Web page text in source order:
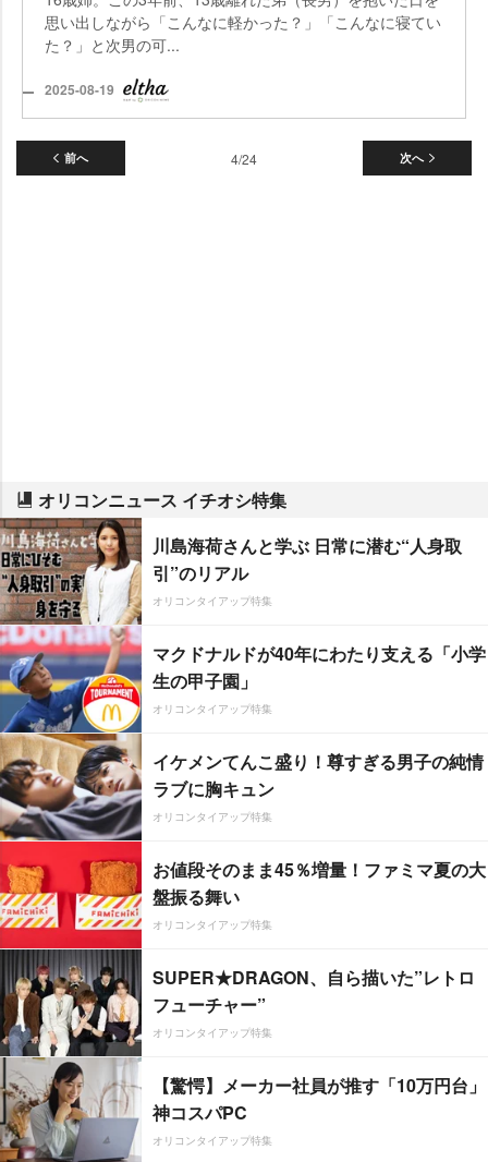
思い出しながら「こんなに軽かった？」「こんなに寝てい
た？」と次男の可...
2025-08-19
前へ 次へ
4/24
オリコンニュース イチオシ特集
川島海荷さんと学ぶ 日常に潜む“人身取
引”のリアル
オリコンタイアップ特集
マクドナルドが40年にわたり支える「小学
生の甲子園」
オリコンタイアップ特集
イケメンてんこ盛り！尊すぎる男子の純情
ラブに胸キュン
オリコンタイアップ特集
お値段そのまま45％増量！ファミマ夏の大
盤振る舞い
オリコンタイアップ特集
SUPER★DRAGON、自ら描いた”レトロ
フューチャー”
オリコンタイアップ特集
【驚愕】メーカー社員が推す「10万円台」
神コスパPC
オリコンタイアップ特集